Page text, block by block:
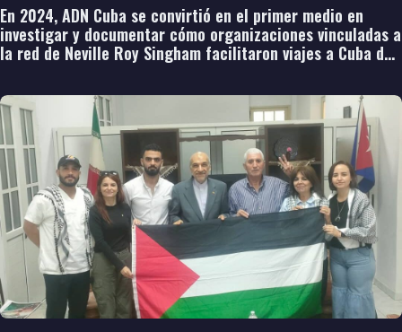
En 2024, ADN Cuba se convirtió en el primer medio en
investigar y documentar cómo organizaciones vinculadas a
la red de Neville Roy Singham facilitaron viajes a Cuba de
protestas antiisraelíes en la Universidad de Columbia. La
investigación también reconstruyó las conexiones
históricas de la familia Singham con el régimen cubano